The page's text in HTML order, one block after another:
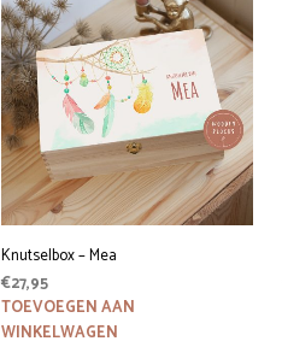
Knutselbox – Mea
€27,95
TOEVOEGEN AAN
WINKELWAGEN